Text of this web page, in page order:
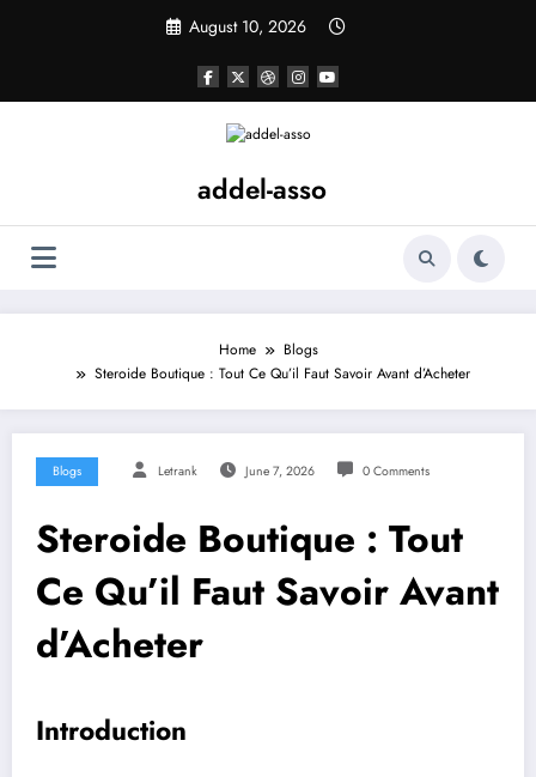
August 10, 2026
addel-asso
Home
Blogs
Steroide Boutique : Tout Ce Qu’il Faut Savoir Avant d’Acheter
Blogs Letrank June 7, 2026 0 Comments
Steroide Boutique : Tout
Ce Qu’il Faut Savoir Avant
d’Acheter
Introduction